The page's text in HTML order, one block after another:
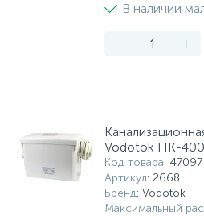
В наличии
- +
Vodotok НК-
Код товара: 47097
Артикул: 2668
Бренд: Vodotok
Максимальный